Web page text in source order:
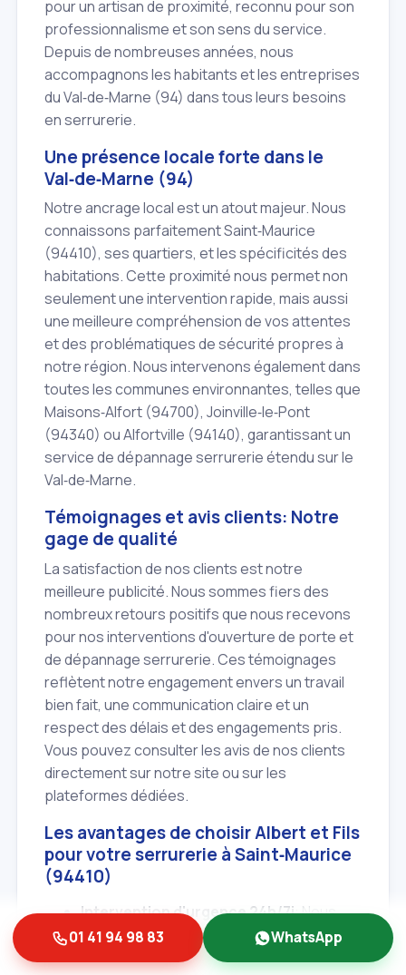
pour un artisan de proximité, reconnu pour son
professionnalisme et son sens du service.
Depuis de nombreuses années, nous
accompagnons les habitants et les entreprises
du Val‑de‑Marne (94) dans tous leurs besoins
en serrurerie.
Une présence locale forte dans le
Val‑de‑Marne (94)
Notre ancrage local est un atout majeur. Nous
connaissons parfaitement Saint‑Maurice
(94410), ses quartiers, et les spécificités des
habitations. Cette proximité nous permet non
seulement une intervention rapide, mais aussi
une meilleure compréhension de vos attentes
et des problématiques de sécurité propres à
notre région. Nous intervenons également dans
toutes les communes environnantes, telles que
Maisons‑Alfort (94700), Joinville‑le‑Pont
(94340) ou Alfortville (94140), garantissant un
service de dépannage serrurerie étendu sur le
Val‑de‑Marne.
Témoignages et avis clients: Notre
gage de qualité
La satisfaction de nos clients est notre
meilleure publicité. Nous sommes fiers des
nombreux retours positifs que nous recevons
pour nos interventions d'ouverture de porte et
de dépannage serrurerie. Ces témoignages
reflètent notre engagement envers un travail
bien fait, une communication claire et un
respect des délais et des engagements pris.
Vous pouvez consulter les avis de nos clients
directement sur notre site ou sur les
plateformes dédiées.
Les avantages de choisir Albert et Fils
pour votre serrurerie à Saint‑Maurice
(94410)
Intervention d'urgence 24h/7j: Nous
sommes disponibles à tout moment, de
jour comme de nuit, pour vos dépannages
01 41 94 98 83 WhatsApp